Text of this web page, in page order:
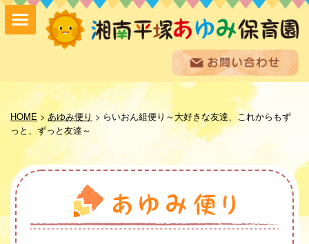
HOME> あゆみ便り > らいおん組便り～大好きな友達、これからもず
っと、ずっと友達～
保育方針
園の紹介
保育内容
入園案内
採用情報
お問い合わせ
あゆみ便り